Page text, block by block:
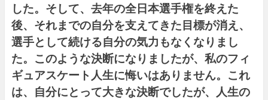
した。そして、去年の全日本選手権を終えた
後、それまでの自分を支えてきた目標が消え、
選手として続ける自分の気力もなくなりまし
た。このような決断になりましたが、私のフィ
ギュアスケート人生に悔いはありません。これ
は、自分にとって大きな決断でしたが、人生の